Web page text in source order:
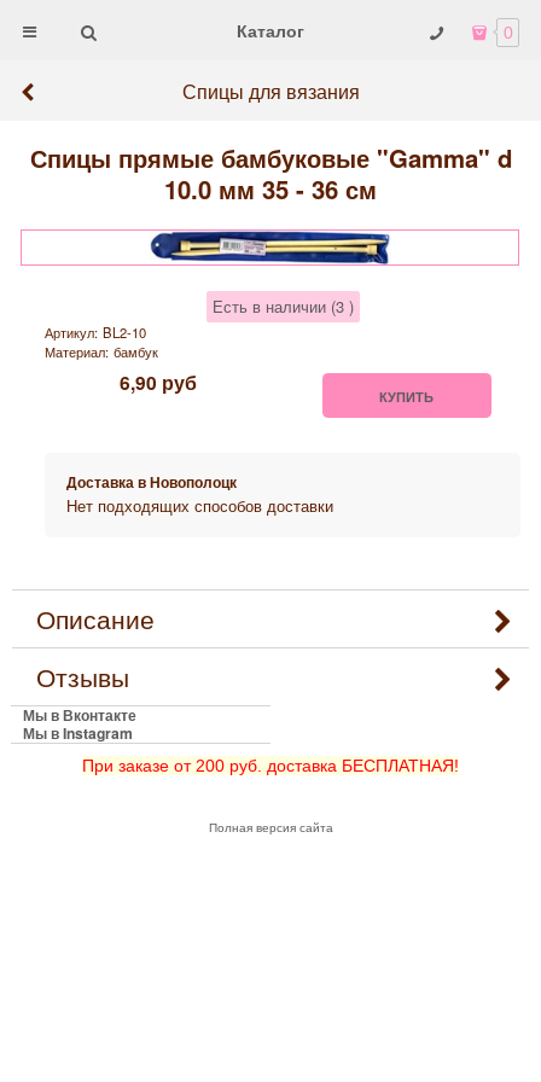
Каталог 0
Спицы для вязания
Спицы прямые бамбуковые "Gamma" d
10.0 мм 35 - 36 см
Есть в наличии (3 )
Артикул: BL2-10
Материал: бамбук
6,90 руб КУПИТЬ
Доставка вНовополоцк
Нет подходящих способов доставки
Описание
Отзывы
Мы в Вконтакте
Мы в Instagram
При заказе от 200 руб. доставка БЕСПЛАТНАЯ!
Полная версия сайта